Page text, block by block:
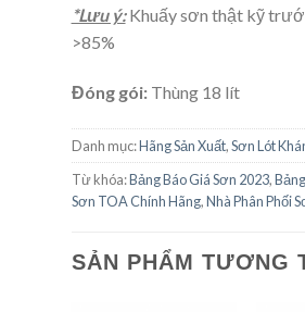
*Lưu ý: Khuấy sơn thật kỹ
>85%
Đóng gói:Thùng 18 lít
Danh mục:Hãng Sản Xuất,Sơn Lót
Từ khóa:Bảng Báo Giá Sơn 2023,
Sơn TOA Chính Hãng,Nhà Phân Phối
SẢN PHẨM TƯƠNG